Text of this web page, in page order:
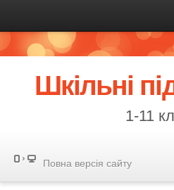
Шкільні
1-11
Повна версія сайту